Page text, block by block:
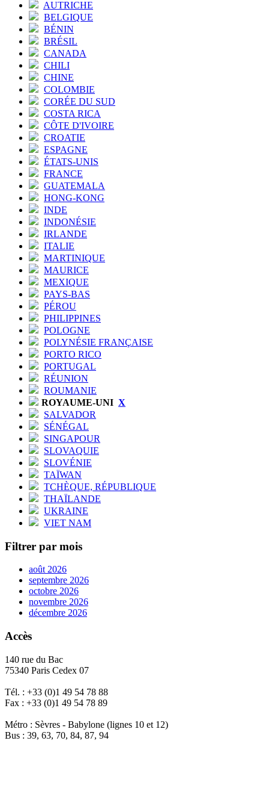
AUTRICHE
BELGIQUE
BÉNIN
BRÉSIL
CANADA
CHILI
CHINE
COLOMBIE
CORÉE DU SUD
COSTA RICA
CÔTE D'IVOIRE
CROATIE
ESPAGNE
ÉTATS-UNIS
FRANCE
GUATEMALA
HONG-KONG
INDE
INDONÉSIE
IRLANDE
ITALIE
MARTINIQUE
MAURICE
MEXIQUE
PAYS-BAS
PÉROU
PHILIPPINES
POLOGNE
POLYNÉSIE FRANÇAISE
PORTO RICO
PORTUGAL
RÉUNION
ROUMANIE
ROYAUME-UNI X
SALVADOR
SÉNÉGAL
SINGAPOUR
SLOVAQUIE
SLOVÉNIE
TAÏWAN
TCHÈQUE, RÉPUBLIQUE
THAÏLANDE
UKRAINE
VIET NAM
Filtrer par mois
août 2026
septembre 2026
octobre 2026
novembre 2026
décembre 2026
Accès
140 rue du Bac
75340 Paris Cedex 07
Tél. : +33 (0)1 49 54 78 88
Fax : +33 (0)1 49 54 78 89
Métro : Sèvres - Babylone (lignes 10 et 12)
Bus : 39, 63, 70, 84, 87, 94